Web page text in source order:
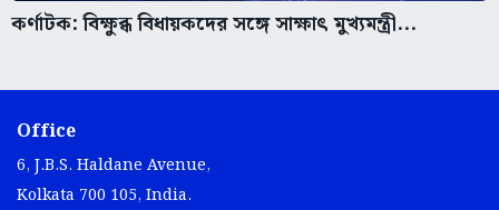
কর্ণাটক: বিক্ষুব্ধ বিধায়কদের সঙ্গে সাক্ষাৎ মুখ্যমন্ত্রী...
Office
6, J.B.S. Haldane Avenue,
Kolkata 700 105, India.